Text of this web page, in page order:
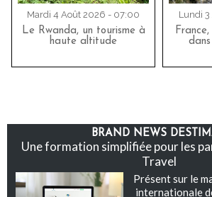
Mardi 4 Août 2026 - 07:00
Le Rwanda, un tourisme à
haute altitude
Lundi
BRAND NEWS
Une formation simplifiée pour les
Travel
Présent sur le
internationale